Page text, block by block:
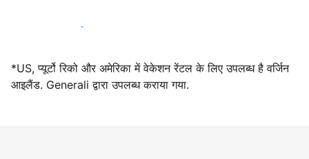
आज ही हमारे साथ मेजबानी करें
*US, प्यूर्टो रिको और अमेरिका में वेकेशन रेंटल के लिए उपलब्ध है वर्जिन
आइलैंड. Generali द्वारा उपलब्ध कराया गया.